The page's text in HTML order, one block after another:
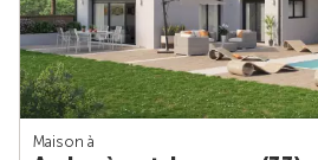
Maison à